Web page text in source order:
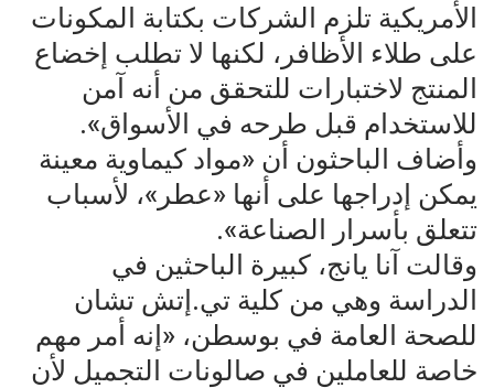
الأمريكية تلزم الشركات بكتابة المكونات
على طلاء الأظافر، لكنها لا تطلب إخضاع
المنتج لاختبارات للتحقق من أنه آمن
للاستخدام قبل طرحه في الأسواق».
وأضاف الباحثون أن «مواد كيماوية معينة
يمكن إدراجها على أنها «عطر»، لأسباب
تتعلق بأسرار الصناعة».
وقالت آنا يانج، كبيرة الباحثين في
الدراسة وهي من كلية تي.إتش تشان
للصحة العامة في بوسطن، «إنه أمر مهم
خاصة للعاملين في صالونات التجميل لأن